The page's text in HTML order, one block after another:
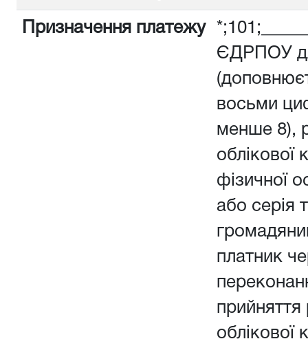
Призначення платежу
ЄДРПОУ
восьми
менше 8),
облікової
фізичної
або серія
платник
прийняття
облікової